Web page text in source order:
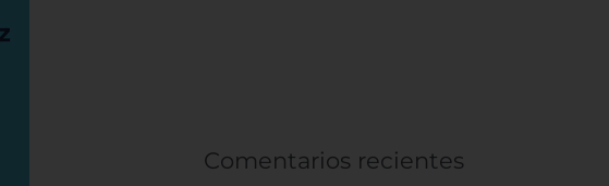
Comentarios recientes